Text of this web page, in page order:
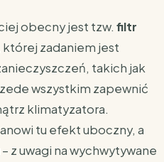
obecny jest tzw. filtr
której zadaniem jest
takich jak
wszystkim zapewnić
klimatyzatora.
tu efekt uboczny, a
z uwagi na wychwytywane